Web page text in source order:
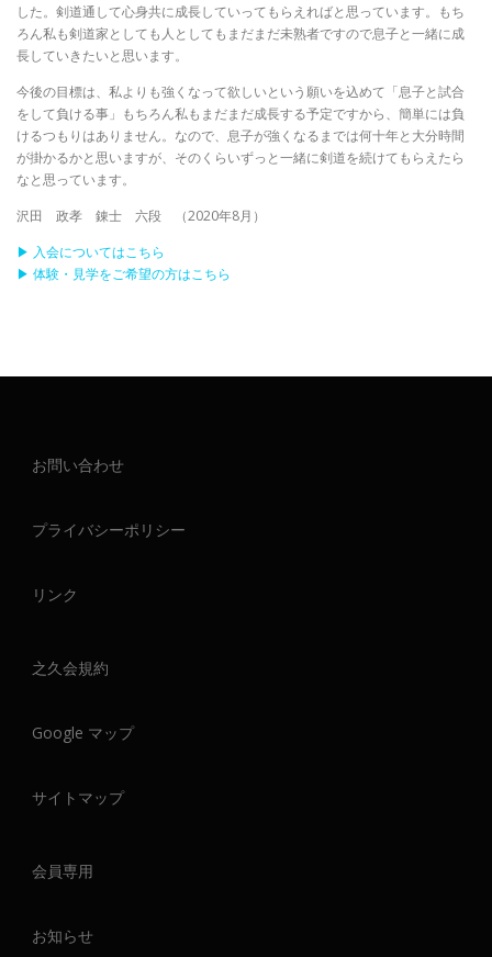
した。剣道通して心身共に成長していってもらえればと思っています。もち
ろん私も剣道家としても人としてもまだまだ未熟者ですので息子と一緒に成
長していきたいと思います。
今後の目標は、私よりも強くなって欲しいという願いを込めて「息子と試合
をして負ける事」もちろん私もまだまだ成長する予定ですから、簡単には負
けるつもりはありません。なので、息子が強くなるまでは何十年と大分時間
が掛かるかと思いますが、そのくらいずっと一緒に剣道を続けてもらえたら
なと思っています。
沢田 政孝 錬士 六段 （2020年8月）
▶ 入会についてはこちら
▶ 体験・見学をご希望の方はこちら
お問い合わせ
プライバシーポリシー
リンク
之久会規約
Google マップ
サイトマップ
会員専用
お知らせ